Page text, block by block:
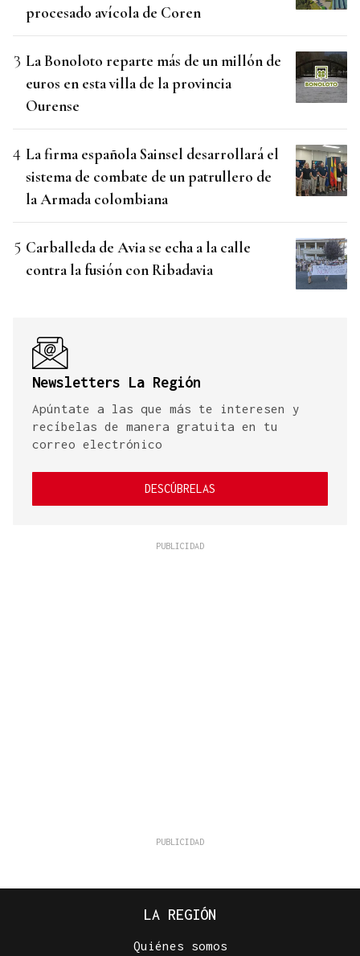
procesado avícola de Coren
La Bonoloto reparte más de un millón de
euros en esta villa de la provincia
Ourense
La firma española Sainsel desarrollará el
sistema de combate de un patrullero de
la Armada colombiana
Carballeda de Avia se echa a la calle
contra la fusión con Ribadavia
Newsletters La Región
Apúntate a las que más te interesen y
recíbelas de manera gratuita en tu
correo electrónico
DESCÚBRELAS
LA REGIÓN
Quiénes somos